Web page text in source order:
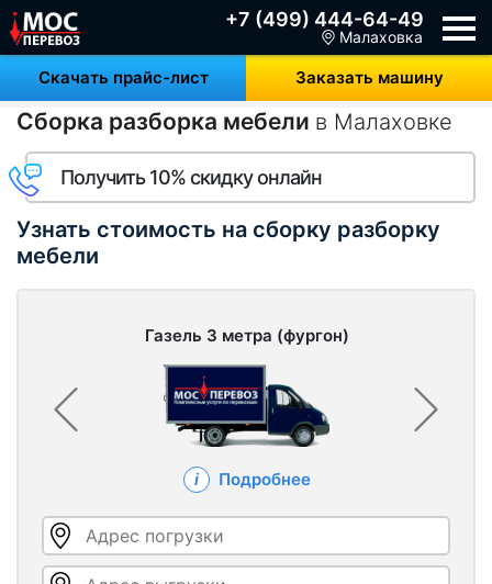
+7 (499) 444-64-49
Скачать прайс-лист Заказать машину
Малаховка
Сборка разборка мебели в Малаховке
Получить 10% скидку онлайн
Узнать стоимость на сборку разборку
мебели
Газель 3 метра (фургон)
Подробнее
Адрес погрузки
Адрес выгрузки